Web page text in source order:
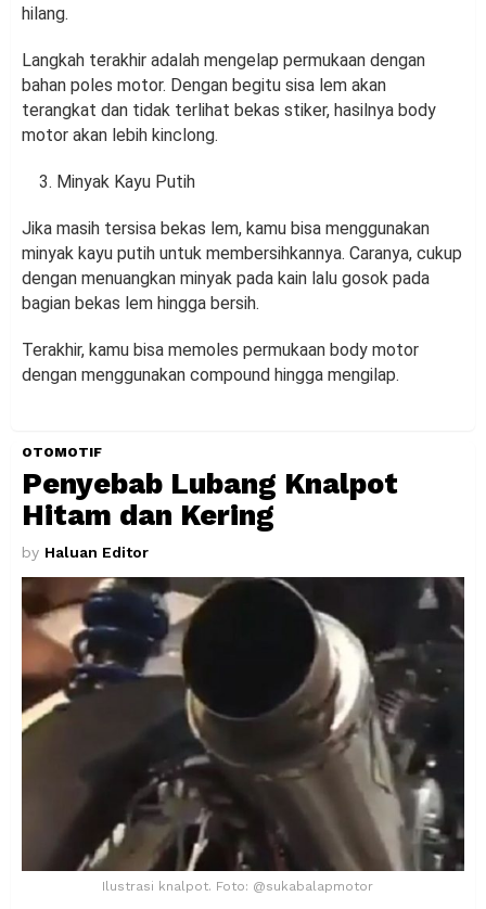
hilang.
Langkah terakhir adalah mengelap permukaan dengan
bahan poles motor. Dengan begitu sisa lem akan
terangkat dan tidak terlihat bekas stiker, hasilnya body
motor akan lebih kinclong.
Minyak Kayu Putih
Jika masih tersisa bekas lem, kamu bisa menggunakan
minyak kayu putih untuk membersihkannya. Caranya, cukup
dengan menuangkan minyak pada kain lalu gosok pada
bagian bekas lem hingga bersih.
Terakhir, kamu bisa memoles permukaan body motor
dengan menggunakan compound hingga mengilap.
OTOMOTIF
Penyebab Lubang Knalpot
Hitam dan Kering
by Haluan Editor
Ilustrasi knalpot. Foto: @sukabalapmotor